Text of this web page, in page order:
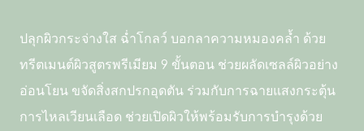
ปลุกผิวกระจ่างใส ฉ่ำโกลว์ บอกลาความหมองคล้ำ ด้วย
ทรีตเมนต์ผิวสูตรพรีเมียม 9 ขั้นตอน ช่วยผลัดเซลล์ผิวอย่าง
อ่อนโยน ขจัดสิ่งสกปรกอุดตัน ร่วมกับการฉายแสงกระตุ้น
การไหลเวียนเลือด ช่วยเปิดผิวให้พร้อมรับการบำรุงด้วย